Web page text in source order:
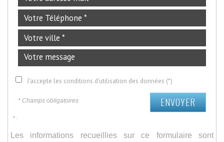
J'accepte les conditions d'utilisation des données (*)
* Champs obligatoires ENVOYER
* :
Les informations recueillies sur ce formulaire sont